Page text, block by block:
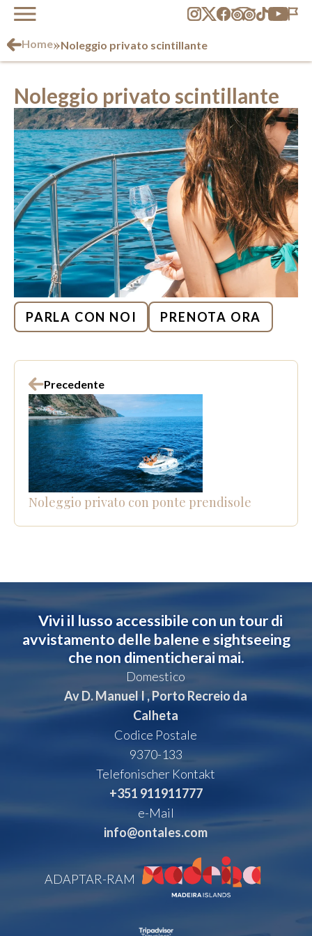
Home»Noleggio privato scintillante
Noleggio privato scintillante
PARLA CON NOI PRENOTA ORA
Precedente
Noleggio privato con ponte prendisole
Vivi il lusso accessibile con un tour di
avvistamento delle balene e sightseeing
che non dimenticherai mai.
Domestico
Av D. Manuel I , Porto Recreio da
Calheta
Codice Postale
9370-133
Telefonischer Kontakt
+351 911911777
e-Mail
info@ontales.com
ADAPTAR-RAM